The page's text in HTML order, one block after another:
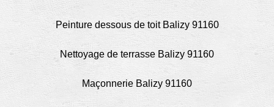
Peinture dessous de toit Balizy 91160
Nettoyage de terrasse Balizy 91160
Maçonnerie Balizy 91160